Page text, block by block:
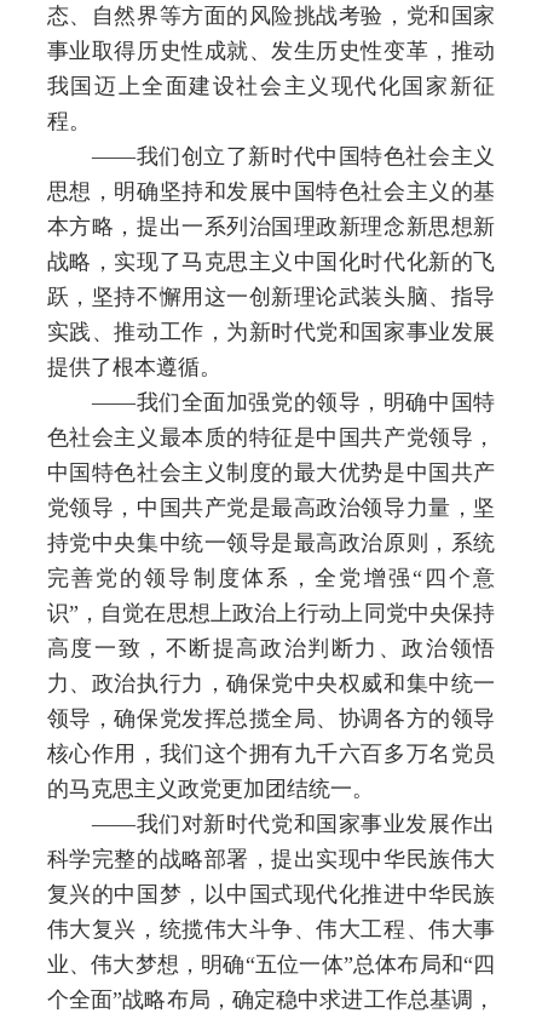
态、自然界等方面的风险挑战考验，党和国家
事业取得历史性成就、发生历史性变革，推动
我国迈上全面建设社会主义现代化国家新征
程。
——我们创立了新时代中国特色社会主义
思想，明确坚持和发展中国特色社会主义的基
本方略，提出一系列治国理政新理念新思想新
战略，实现了马克思主义中国化时代化新的飞
跃，坚持不懈用这一创新理论武装头脑、指导
实践、推动工作，为新时代党和国家事业发展
提供了根本遵循。
——我们全面加强党的领导，明确中国特
色社会主义最本质的特征是中国共产党领导，
中国特色社会主义制度的最大优势是中国共产
党领导，中国共产党是最高政治领导力量，坚
持党中央集中统一领导是最高政治原则，系统
完善党的领导制度体系，全党增强“四个意
识”，自觉在思想上政治上行动上同党中央保持
高度一致，不断提高政治判断力、政治领悟
力、政治执行力，确保党中央权威和集中统一
领导，确保党发挥总揽全局、协调各方的领导
核心作用，我们这个拥有九千六百多万名党员
的马克思主义政党更加团结统一。
——我们对新时代党和国家事业发展作出
科学完整的战略部署，提出实现中华民族伟大
复兴的中国梦，以中国式现代化推进中华民族
伟大复兴，统揽伟大斗争、伟大工程、伟大事
业、伟大梦想，明确“五位一体”总体布局和“四
个全面”战略布局，确定稳中求进工作总基调，